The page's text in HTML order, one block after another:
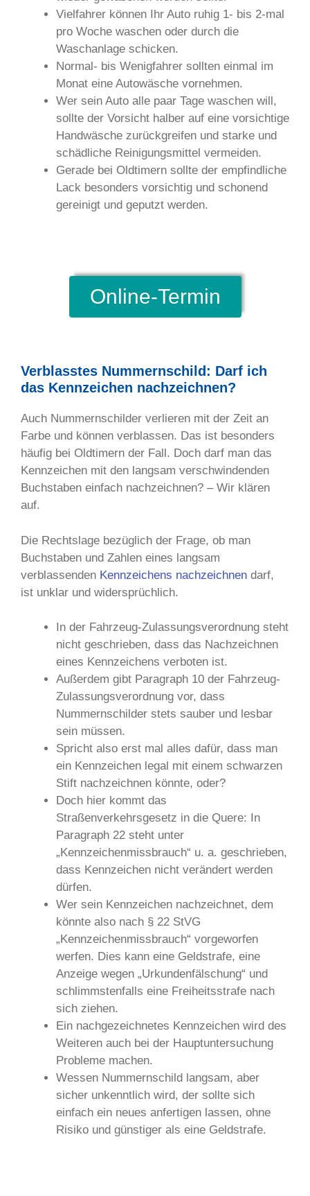
Vielfahrer können Ihr Auto ruhig 1- bis 2-mal
pro Woche waschen oder durch die
Waschanlage schicken.
Normal- bis Wenigfahrer sollten einmal im
Monat eine Autowäsche vornehmen.
Wer sein Auto alle paar Tage waschen will,
sollte der Vorsicht halber auf eine vorsichtige
Handwäsche zurückgreifen und starke und
schädliche Reinigungsmittel vermeiden.
Gerade bei Oldtimern sollte der empfindliche
Lack besonders vorsichtig und schonend
gereinigt und geputzt werden.
Online-Termin
Verblasstes Nummernschild: Darf ich
das Kennzeichen nachzeichnen?
Auch Nummernschilder verlieren mit der Zeit an
Farbe und können verblassen. Das ist besonders
häufig bei Oldtimern der Fall. Doch darf man das
Kennzeichen mit den langsam verschwindenden
Buchstaben einfach nachzeichnen? – Wir klären
auf.
Die Rechtslage bezüglich der Frage, ob man
Buchstaben und Zahlen eines langsam
verblassenden Kennzeichens nachzeichnen darf,
ist unklar und widersprüchlich.
In der Fahrzeug-Zulassungsverordnung steht
nicht geschrieben, dass das Nachzeichnen
eines Kennzeichens verboten ist.
Außerdem gibt Paragraph 10 der Fahrzeug-
Zulassungsverordnung vor, dass
Nummernschilder stets sauber und lesbar
sein müssen.
Spricht also erst mal alles dafür, dass man
ein Kennzeichen legal mit einem schwarzen
Stift nachzeichnen könnte, oder?
Doch hier kommt das
Straßenverkehrsgesetz in die Quere: In
Paragraph 22 steht unter
„Kennzeichenmissbrauch“ u. a. geschrieben,
dass Kennzeichen nicht verändert werden
dürfen.
Wer sein Kennzeichen nachzeichnet, dem
könnte also nach § 22 StVG
„Kennzeichenmissbrauch“ vorgeworfen
werfen. Dies kann eine Geldstrafe, eine
Anzeige wegen „Urkundenfälschung“ und
schlimmstenfalls eine Freiheitsstrafe nach
sich ziehen.
Ein nachgezeichnetes Kennzeichen wird des
Weiteren auch bei der Hauptuntersuchung
Probleme machen.
Wessen Nummernschild langsam, aber
sicher unkenntlich wird, der sollte sich
einfach ein neues anfertigen lassen, ohne
Risiko und günstiger als eine Geldstrafe.